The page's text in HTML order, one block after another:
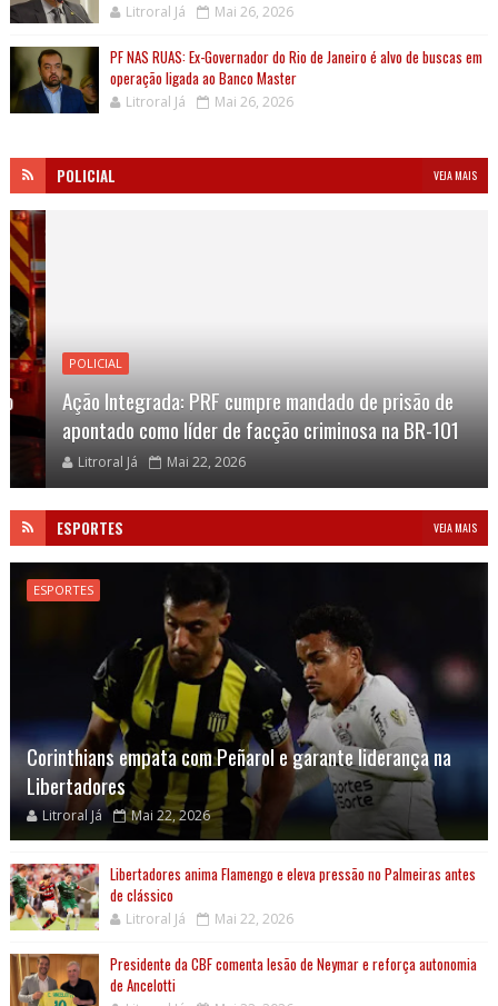
Litroral Já Mai 26, 2026
PF NAS RUAS: Ex-Governador do Rio de Janeiro é alvo de buscas em
operação ligada ao Banco Master
Litroral Já Mai 26, 2026
POLICIAL VEJA MAIS
POLICIAL
Ação Integrada: PRF cumpre mandado de prisão de
apontado como líder de facção criminosa na BR-101
Litroral Já Mai 22, 2026
ESPORTES VEJA MAIS
ESPORTES
Corinthians empata com Peñarol e garante liderança na
Libertadores
Litroral Já Mai 22, 2026
Libertadores anima Flamengo e eleva pressão no Palmeiras antes
de clássico
Litroral Já Mai 22, 2026
Presidente da CBF comenta lesão de Neymar e reforça autonomia
de Ancelotti